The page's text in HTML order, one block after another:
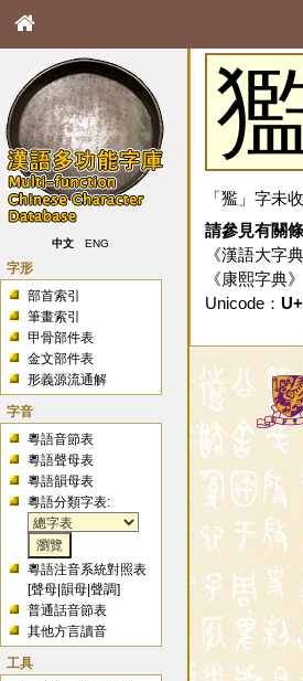
中文 ENG
字形
部首索引
筆畫索引
甲骨部件表
金文部件表
形義源流通解
字音
粵語音節表
粵語聲母表
粵語韻母表
粵語分類字表:
粵語注音系統對照表
[聲母 |韻母 |聲調]
普通話音節表
其他方言讀音
工具
「㺝」字未
請參見有關條
《漢語大字
《康熙字典》
Unicode：